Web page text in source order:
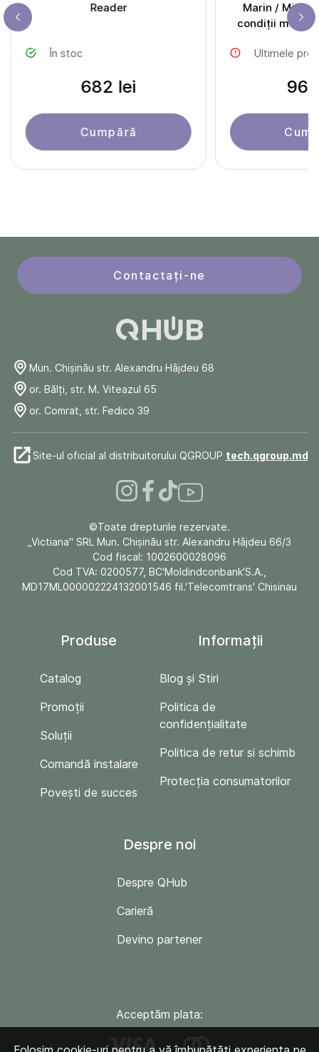
Reader
În stoc
682 lei
Cumpără
Marin /
condiții meteo
Ultimele
Contactați-ne
Mun. Chişinău str. Alexandru Hâjdeu 68
or. Bălți, str. M. Viteazul 65
or. Comrat, str. Fedico 39
Site-ul oficial al distribuitorului QGROUP tech.qgroup.md
©Toate drepturile rezervate.
„Victiana" SRL Mun. Chişinău str. Alexandru Hâjdeu 66/3
Cod fiscal: 1002600028096
Cod TVA: 0200577, BC'Moldindconbank'S.A.,
MD17ML000002224132001546 fil.'Telecomtrans' Chisinau
Produse
Catalog
Promoții
Soluții
Comandă instalare
Povești de succes
Informații
Blog și Stiri
Politica de
confidențialitate
Politica de retur si schimb
Protecția consumatorilor
Despre noi
Despre QHub
Carieră
Devino partener
Acceptăm plata: